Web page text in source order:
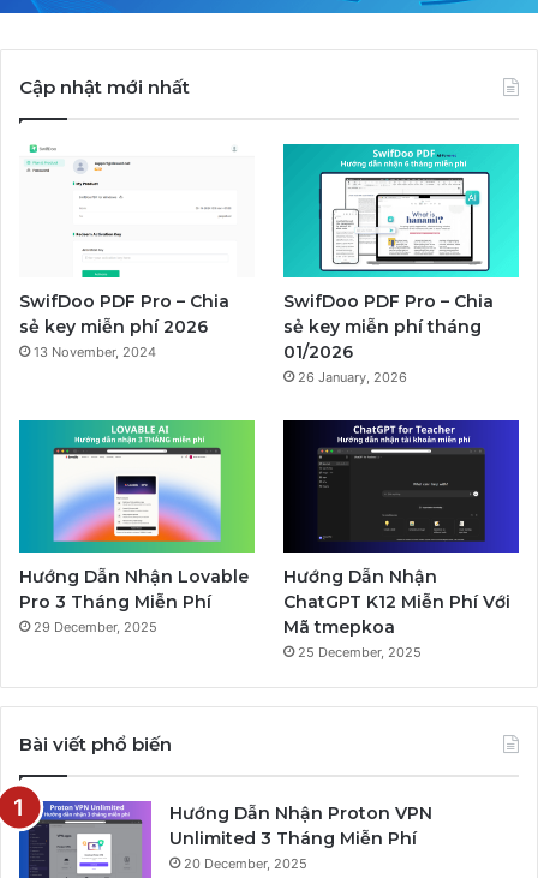
Cập nhật mới nhất
SwifDoo PDF Pro – Chia
sẻ key miễn phí 2026
13 November, 2024
SwifDoo PDF Pro – Chia
sẻ key miễn phí tháng
01/2026
26 January, 2026
Hướng Dẫn Nhận Lovable
Pro 3 Tháng Miễn Phí
29 December, 2025
Hướng Dẫn Nhận
ChatGPT K12 Miễn Phí Với
Mã tmepkoa
25 December, 2025
Bài viết phổ biến
Hướng Dẫn Nhận Proton VPN
Unlimited 3 Tháng Miễn Phí
20 December, 2025